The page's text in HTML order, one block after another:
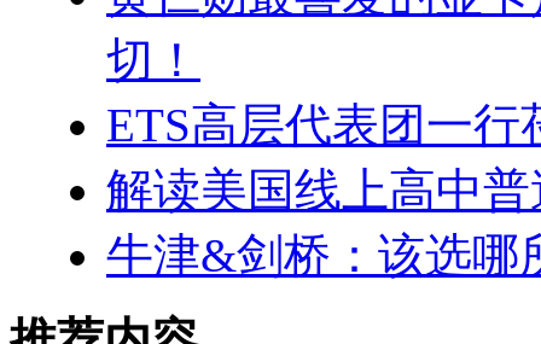
切！
ETS高层代表团一行
解读美国线上高中
牛津&剑桥：该选哪